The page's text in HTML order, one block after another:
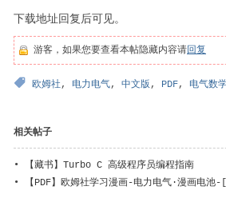
下载地址回复后可见。
游客，如果您要查看本帖隐藏内容请回复
欧姆社, 电力电气, 中文版, PDF, 电气数
相关帖子
•
【藏书】Turbo C 高级程序员编程指南
•
【PDF】欧姆社学习漫画-电力电气·漫画